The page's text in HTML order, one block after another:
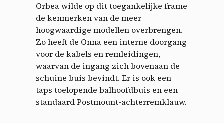
Orbea wilde op dit toegankelijke frame
de kenmerken van de meer
hoogwaardige modellen overbrengen.
Zo heeft de Onna een interne doorgang
voor de kabels en remleidingen,
waarvan de ingang zich bovenaan de
schuine buis bevindt. Er is ook een
taps toelopende balhoofdbuis en een
standaard Postmount-achterremklauw.